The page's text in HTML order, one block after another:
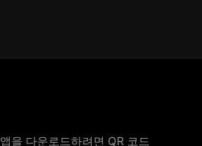
앱을 다운로드하려면 QR 코드